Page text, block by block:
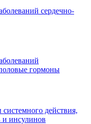
сердечно-
гормоны
действия,
инсулинов